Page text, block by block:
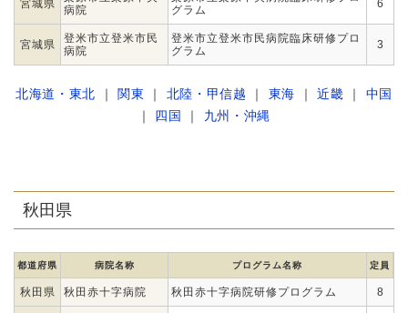
宮城県
病院
グラム
6
宮城県
登米市立登米市民
病院
登米市立登米市民病院臨床研修プロ
グラム
3
北海道・東北 関東 北陸・甲信越 東海 ｜近畿
中国
四国 九州・沖縄
秋田県
都道府県 病院名称 プログラム名称 定員
秋田県 秋田赤十字病院 秋田赤十字病院研修プログラム 8